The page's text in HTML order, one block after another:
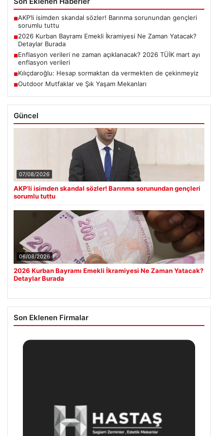
■AKP’li isimden skandal sözler! Barınma sorunundan gençleri
sorumlu tuttu
■2026 Kurban Bayramı Emekli İkramiyesi Ne Zaman Yatacak?
Detaylar Burada
■Enflasyon verileri ne zaman açıklanacak? 2026 TÜİK mart ayı
enflasyon verileri
■Kılıçdaroğlu: Hesap sormaktan da vermekten de çekinmeyiz
■Outdoor Mutfaklar ve Şık Yaşam Mekanları
Güncel
07/08/2026
AKP’li isimden skandal sözler! Barınma sorunundan gençleri
sorumlu tuttu
06/08/2026
2026 Kurban Bayramı Emekli İkramiyesi Ne Zaman Yatacak?
Detaylar Burada
Son Eklenen Firmalar